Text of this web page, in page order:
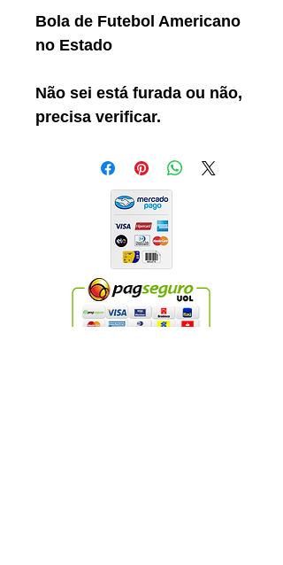
Bola de Futebol Americano
no Estado
Não sei está furada ou não,
precisa verificar.